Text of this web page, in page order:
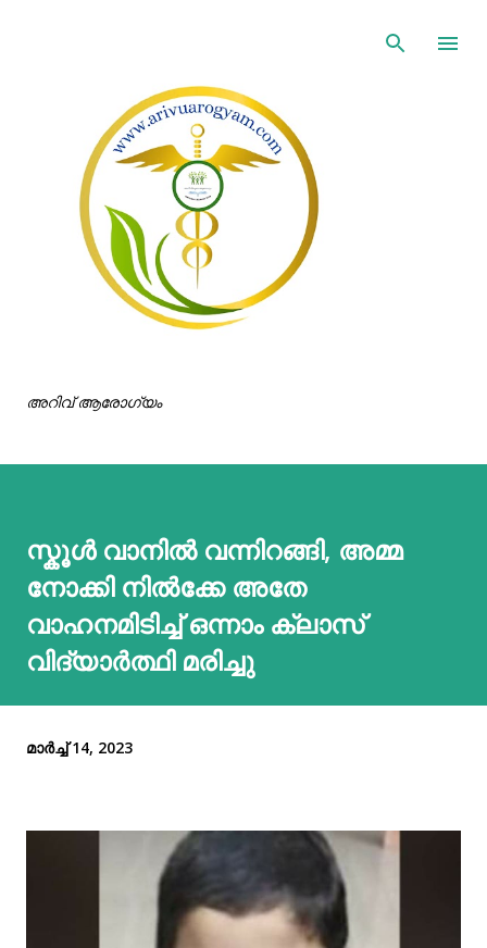
അറിവ് ആരോഗ്യം
സ്കൂൾ വാനിൽ വന്നിറങ്ങി, അമ്മ
നോക്കി നിൽക്കേ അതേ
വാഹനമിടിച്ച് ഒന്നാം ക്ലാസ്
വിദ്യാർത്ഥി മരിച്ചു
മാർച്ച് 14, 2023